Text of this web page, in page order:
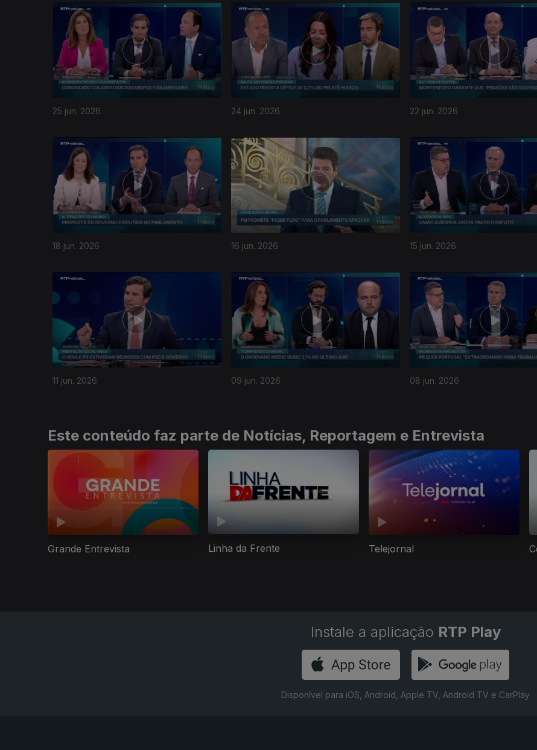
25 jun. 2026 24 jun. 2026 22 jun. 2026
18 jun. 2026 16 jun. 2026 15 jun. 2026
11 jun. 2026 09 jun. 2026 08 jun. 2026
934364
Este conteúdo faz parte de Notícias, Reportagem e Entrevista
Grande Entrevista Linha da Frente Telejornal
Instale a aplicação RTP Play
Disponível para iOS, Android, Apple TV, Android TV e CarPlay